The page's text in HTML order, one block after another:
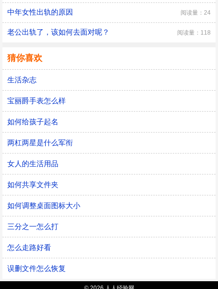
中年女性出轨的原因 阅读量：24
老公出轨了，该如何去面对呢？ 阅读量：118
猜你喜欢
生活杂志
宝丽爵手表怎么样
如何给孩子起名
两杠两星是什么军衔
女人的生活用品
如何共享文件夹
如何调整桌面图标大小
三分之一怎么打
怎么走路好看
误删文件怎么恢复